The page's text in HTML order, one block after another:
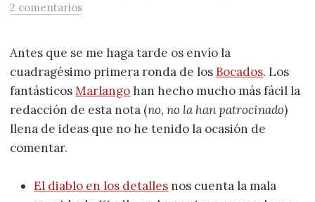
2 comentarios
Antes que se me haga tarde os envío la
cuadragésimo primera ronda de losBocados. Los
fantásticosMarlangohan hecho mucho más fácil la
redacción de esta nota (no, no la han patrocinado)
llena de ideas que no he tenido la ocasión de
comentar.
El diablo en los detalles nos cuenta la mala